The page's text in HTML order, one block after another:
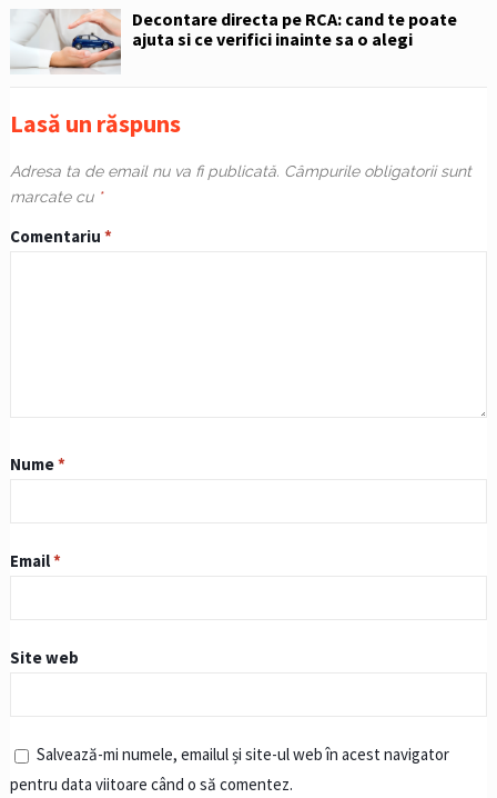
Decontare directa pe RCA: cand te poate
ajuta si ce verifici inainte sa o alegi
Lasă un răspuns
Adresa ta de email nu va fi publicată. Câmpurile obligatorii sunt
marcate cu *
Comentariu *
Nume*
Email*
Site web
Salvează-mi numele, emailul și site-ul web în acest navigator
pentru data viitoare când o să comentez.